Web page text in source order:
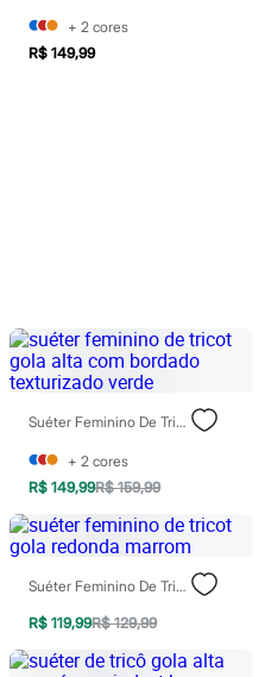
+ 2 cores
R$ 149,99
Suéter Feminino De Tricot Gola Alta Com Bordado Texturizado Verde
+ 2 cores
R$ 149,99R$ 159,99
Suéter Feminino De Tricot Gola Redonda Marrom
R$ 119,99R$ 129,99